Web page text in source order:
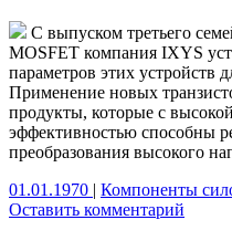
С выпуском третьего
MOSFET компания IXYS
параметров этих устройств
Применение новых
продукты, которые с
эффективностью способны
преобразования высокого
01.01.1970 | Компоненты
Оставить комментарий